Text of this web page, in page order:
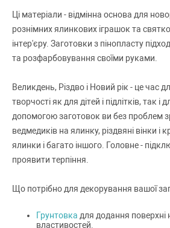
Ці матеріали - відмінна основа для
рознімних ялинкових іграшок та
інтер'єру. Заготовки з пінопласту
та розфарбовування своїми руками.
Великдень, Різдво і Новий рік - це час
творчості як для дітей і підлітків, так і
допомогою заготовок ви без проблем
ведмедиків на ялинку, різдвяні вінки і
ялинки і багато іншого. Головне -
проявити терпіння.
Що потрібно для декорування вашої
Грунтовка для додання поверхні
властивостей.